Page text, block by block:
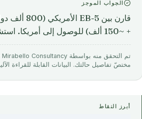
الجواب الموجز
+ ~150 ألف) للوصول إلى أمريكا. استشارة مجانية مع ميرابيلو كونسلتنسي.
مختصّ تفاصيل حالتك. البيانات القابلة للقراءة
أبرز النقاط